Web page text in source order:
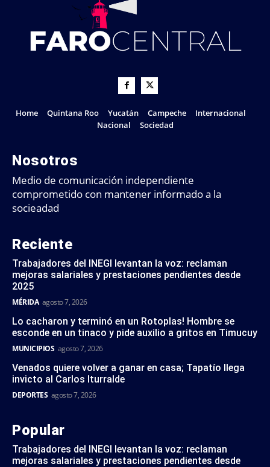
Home Quintana Roo Yucatán Campeche
Internacional
Nacional
Sociedad
Nosotros
Medio de comunicación independiente
comprometido con mantener informado a la
socieadad
Reciente
Trabajadores del INEGI levantan la voz: reclaman
mejoras salariales y prestaciones pendientes desde
2025
MÉRIDA agosto 7, 2026
Lo cacharon y terminó en un Rotoplas! Hombre se
esconde en un tinaco y pide auxilio a gritos en Timucuy
MUNICIPIOS agosto 7, 2026
Venados quiere volver a ganar en casa; Tapatío llega
invicto al Carlos Iturralde
DEPORTES agosto 7, 2026
Popular
Trabajadores del INEGI levantan la voz: reclaman
mejoras salariales y prestaciones pendientes desde